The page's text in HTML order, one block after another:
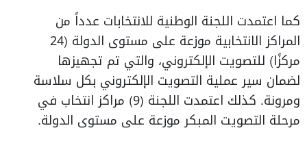
كما اعتمدت اللجنة الوطنية للانتخابات عدداً من
المراكز الانتخابية موزعة على مستوى الدولة (24
مركزًا) للتصويت الإلكتروني، والتي تم تجهيزها
لضمان سير عملية التصويت الإلكتروني بكل سلاسة
ومرونة. كذلك اعتمدت اللجنة (9) مراكز انتخاب في
مرحلة التصويت المبكر موزعة على مستوى الدولة.